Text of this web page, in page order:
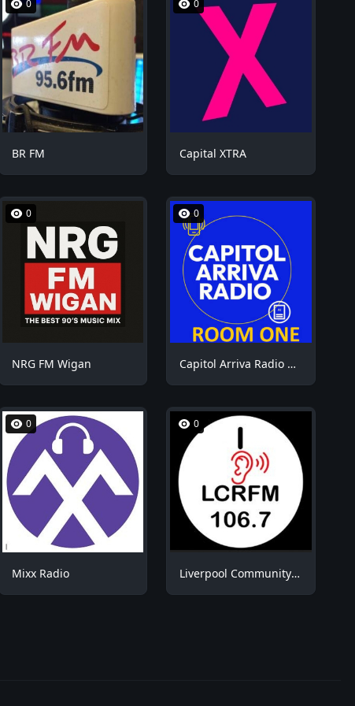
0
BR FM
0
Capital XTRA
0
NRG FM Wigan
0
Capitol Arriva Radio ROOM1
0
Mixx Radio
0
Liverpool Community Radio (LCR FM)